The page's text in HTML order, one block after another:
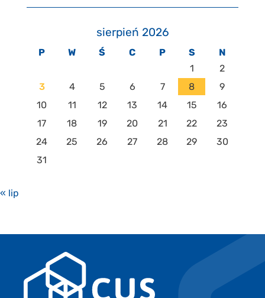
sierpień 2026
P W Ś C P S
N
1
2
3
4 5 6 7 8
9
10
11 12 13 14 15
16
17
18 19 20 21 22
23
24
25 26 27 28 29
30
31
« lip